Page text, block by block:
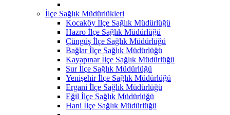
İlçe Sağlık Müdürlükleri
Kocaköy İlçe Sağlık Müdürlüğü
Hazro İlçe Sağlık Müdürlüğü
Çüngüş İlçe Sağlık Müdürlüğü
Bağlar İlçe Sağlık Müdürlüğü
Kayapınar İlçe Sağlık Müdürlüğü
Sur İlçe Sağlık Müdürlüğü
Yenişehir İlçe Sağlık Müdürlüğü
Ergani İlçe Sağlık Müdürlüğü
Eğil İlçe Sağlık Müdürlüğü
Hani İlçe Sağlık Müdürlüğü